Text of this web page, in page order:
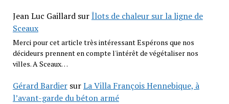
Jean Luc GaillardsurÎlots de chaleur sur la ligne de
Sceaux
Merci pour cet article très intéressant Espérons que nos
décideurs prennent en compte l'intérêt de végétaliser nos
villes. A Sceaux…
Gérard BardiersurLa Villa François Hennebique, à
l’avant-garde du béton armé